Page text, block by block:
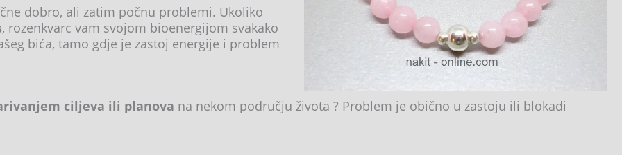
dobro, ali zatim počnu problemi. Ukoliko
, rozenkvarc vam svojom bioenergijom svakako
bića, tamo gdje je zastoj energije i problem
ciljeva ili planova na nekom području života ? Problem je obično u zastoju ili blokadi